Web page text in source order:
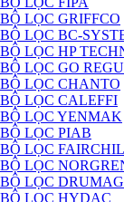
BỘ LỌC GRIFFCO
BỘ LỌC BC-
BỘ LỌC HP
BỘ LỌC GO
BỘ LỌC CHANTO
BỘ LỌC CALEFFI
BỘ LỌC YENMAK
BỘ LỌC PIAB
BỘ LỌC
BỘ LỌC
BỘ LỌC DRUMAG
BỘ LỌC HYDAC